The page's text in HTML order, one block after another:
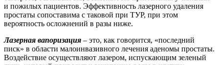
и пожилых пациентов. Эффективность лазерного удаления
простаты сопоставима с таковой при ТУР, при этом
вероятность осложнений в разы ниже.
Лазерная вапоризация – это, как говорится, «последний
писк» в области малоинвазивного лечения аденомы простаты.
Воздействие осуществляют лазером, испускающим зеленый